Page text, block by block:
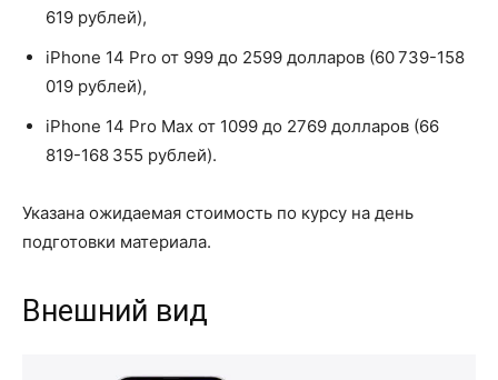
619 рублей),
iPhone 14 Pro от 999 до 2599 долларов (60 739-158
019 рублей),
iPhone 14 Pro Max от 1099 до 2769 долларов (66
819-168 355 рублей).
Указана ожидаемая стоимость по курсу на день
подготовки материала.
Внешний вид